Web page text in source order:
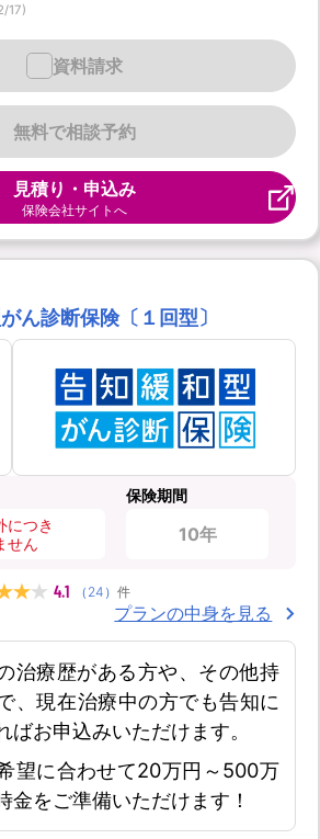
17)
無料で相談予約
資料請求
見積り・申込み
保険会社サイトへ
ん診断保険〔１回型〕
につき
せん
保険期間
10年
4.1 （ 24 ） 件
プランの中身を見る
治療歴がある方や、その他持
、現在治療中の方でも告知に
ばお申込みいただけます。
望に合わせて20万円～500万
金をご準備いただけます！